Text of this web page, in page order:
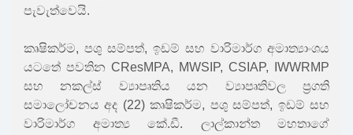
පැවැත්වෙයි.
කෘෂිකර්ම, පශු සම්පත්, ඉඩම් සහ වාරිමාර්ග අමාත්‍යාංශය
යටතේ පවතින CResMPA, MWSIP, CSIAP, IWWRMP
සහ නකල්ස් ව්‍යාපෘතිය යන ව්‍යාපෘතිවල ප්‍රගති
සමාලෝචනය අද (22) කෘෂිකර්ම, පශු සම්පත්, ඉඩම් සහ
වාරිමාර්ග අමාත්‍ය කේ.ඩී. ලාල්කාන්ත මහතාගේ